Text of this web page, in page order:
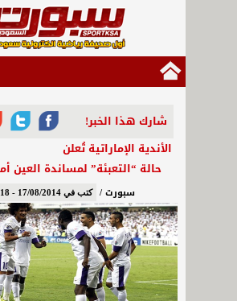
شارك هذا الخبر!
الأندية الإماراتية تُعلن
حالة “التعبئة” لمساندة العين
سبورت / كتب في 17/08/2014 - 5:18 م